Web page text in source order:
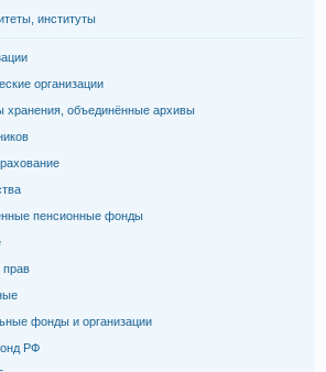
институты
организации
объединённые архивы
пенсионные фонды
фонды и организации
РФ